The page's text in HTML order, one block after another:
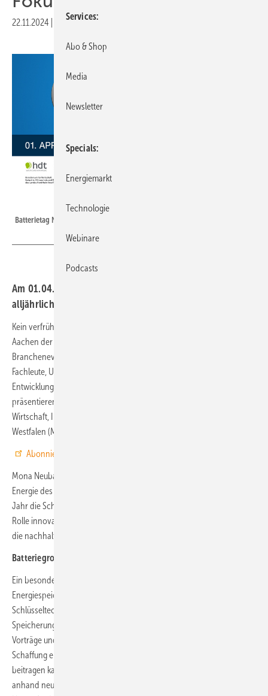
22.11.2024 Druckvorschau
Batterietag NRW in Aachen
Am 01.04.2025 findet im Eurogress Aachen der
alljährliche Batterietag NRW statt.
Kein verfrühter Aprilscherz – am 01.04.2025 findet im Eurogress
Aachen der alljährliche Batterietag NRW statt. Das führende
Branchenevent für Batterie- und Energiespeichertechnologien bringt
Fachleute, Unternehmen und Forschende zusammen, um neueste
Entwicklungen und Trends im Bereich Batterietechnologie zu
präsentieren und zu diskutieren. Die Tagung wird vom Ministerium für
Wirtschaft, Industrie, Klimaschutz und Energie des Landes Nordrhein-
Westfalen (MWIKE NRW) unterstützt.
Abonnieren Sie jetzt unseren Youtube-Kanal.
Mona Neubaur, Ministerin für Wirtschaft, Industrie, Klimaschutz und
Energie des Landes Nordrhein-Westfalen, übernimmt auch in diesem
Jahr die Schirmherrschaft. Ihr Engagement unterstreicht die zentrale
Rolle innovativer Energiespeicherlösungen für die Energiewende und
die nachhaltige Transformation der Industrie.
Batteriegroßspeicher: Ein Schwerpunkt der diesjährigen Tagung
Ein besonderer Fokus der diesjährigen Tagung liegt auf Batterie-
Energiespeichersystemen (BESS) und Batteriegroßspeichern, die als
Schlüsseltechnologie für die Stabilisierung der Stromnetze und die
Speicherung regenerativer Energien gelten. Durch praxisnahe
Vorträge und Diskussionen wird beleuchtet, wie diese Technologie zur
Schaffung eines zuverlässigen und nachhaltigen Energiesystems
beitragen kann. Führende Unternehmen und Fachleute zeigen
anhand neuester Entwicklungen und Projekte die Potenziale und
Services
Abo & Shop
Media
Newsletter
Specials
Energiemarkt
Technologie
Webinare
Podcasts